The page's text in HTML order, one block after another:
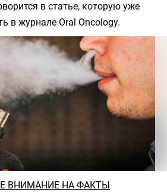
в статье, которую уже
в журнале Oral Oncology.
ВНИМАНИЕ НА ФАКТЫ